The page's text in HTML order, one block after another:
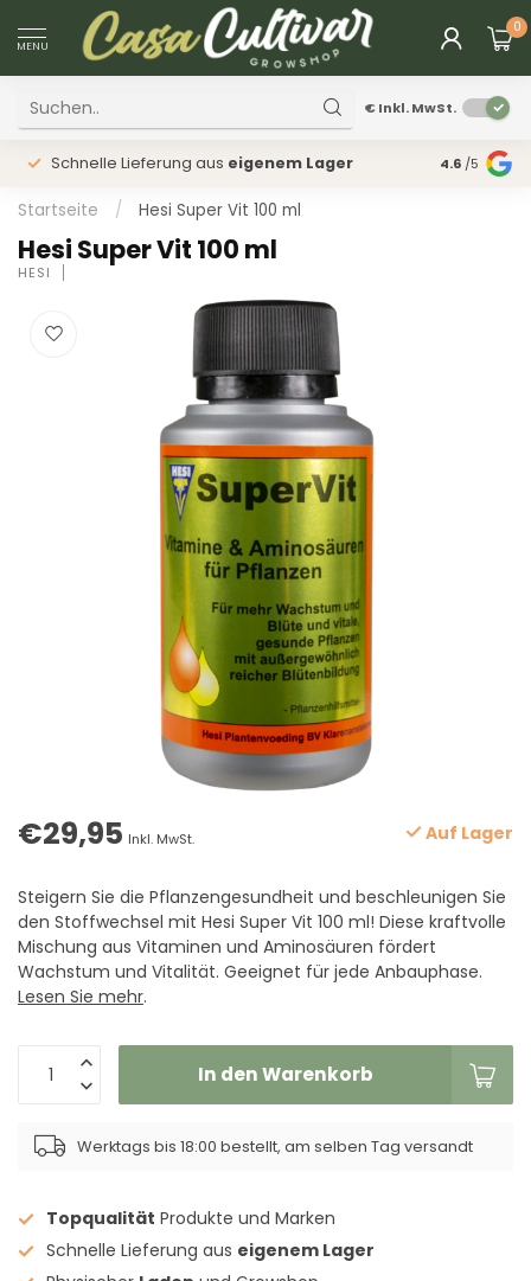
MENU
0
€Inkl. MwSt.
Schnelle Lieferung aus eigenem Lager Physischer
4.6 /5
Startseite / Hesi Super Vit 100 ml
Hesi Super Vit 100 ml
HESI
€29,95 Inkl. MwSt. Auf Lager
Steigern Sie die Pflanzengesundheit und beschleunigen Sie
den Stoffwechsel mit Hesi Super Vit 100 ml! Diese kraftvolle
Mischung aus Vitaminen und Aminosäuren fördert
Wachstum und Vitalität. Geeignet für jede Anbauphase.
Lesen Sie mehr.
In den Warenkorb
Werktags bis 18:00 bestellt, am selben Tag versandt
Topqualität Produkte und Marken
Schnelle Lieferung aus eigenem Lager